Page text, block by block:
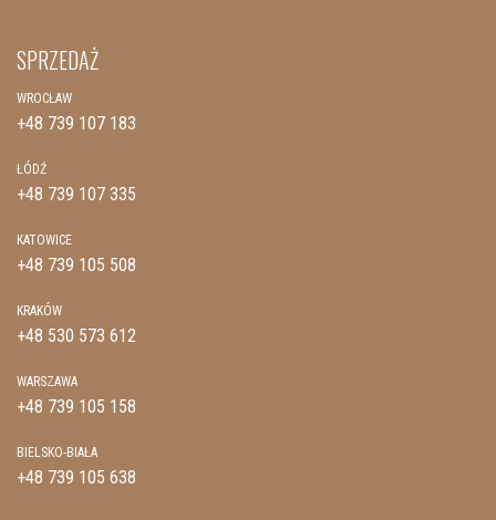
SPRZEDAŻ
WROCŁAW
+48 739 107 183
ŁÓDŹ
+48 739 107 335
KATOWICE
+48 739 105 508
KRAKÓW
+48 530 573 612
WARSZAWA
+48 739 105 158
BIELSKO-BIAŁA
+48 739 105 638